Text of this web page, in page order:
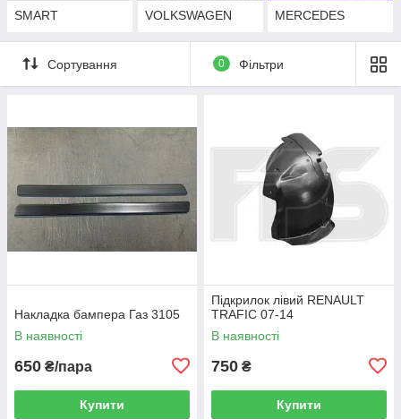
SMART VOLKSWAGEN MERCEDES
Сортування 0 Фільтри
Накладка бампера Газ 3105
В наявності
650 ₴/пара
Купити
Підкрилок лівий RENAULT
TRAFIC 07-14
В наявності
750 ₴
Купити